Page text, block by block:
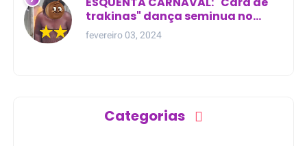
trakinas" dança seminua no
meio da rua na Bahia
fevereiro 03, 2024
Categorias